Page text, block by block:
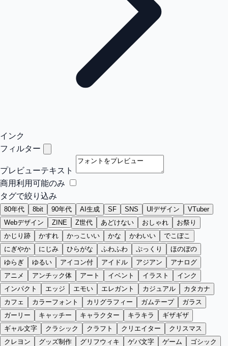
インク
フィルター
プレビューテキスト
商用利用可能のみ
タグで絞り込み
80年代 8bit 90年代 AI生成 SF SNS UIデザイン
VTuber
Webデザイン
ZINE Z世代 あどけない おしゃれ
お祭り
かじり跡
かすれ かっこいい かな かわいい
でこぼこ
にぎやか
にじみ ひらがな ふわふわ ぷっくり
ほのぼの
ゆらぎ
ゆるい アイコン付 アイドル アジアン
アナログ
アニメ
アンチック体 アート イベント イラスト
インク
インパクト
エッジ エモい エレガント カジュアル
カタカナ
カフェ
カラーフォント カリグラフィー ガムテープ
ガラス
ガーリー
キャッチー キャラクター キラキラ
ギザギザ
ギャル文字
クラシック クラフト クリエイター
クリスマス
クレヨン
グッズ制作 グリフウィキ ゲバ文字 ゲーム
ゴシック